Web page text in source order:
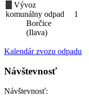
Vývoz
komunálny odpad
Borčice
(Ilava)
1
Kalendár zvozu odpadu
Návštevnosť
Návštevnosť: